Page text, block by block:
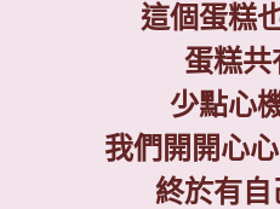
這個蛋糕
蛋糕共
少點心
我們開開心
終於有自